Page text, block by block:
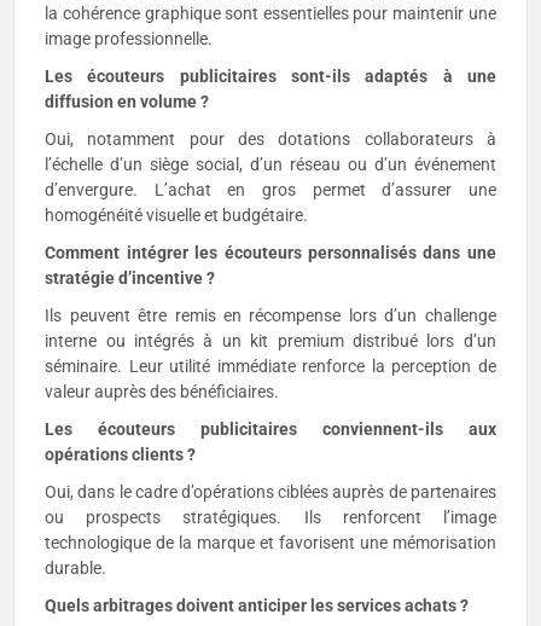
la cohérence graphique sont essentielles pour maintenir une
image professionnelle.
Les écouteurs publicitaires sont-ils adaptés à une
diffusion en volume ?
Oui, notamment pour des dotations collaborateurs à
l’échelle d’un siège social, d’un réseau ou d’un événement
d’envergure. L’achat en gros permet d’assurer une
homogénéité visuelle et budgétaire.
Comment intégrer les écouteurs personnalisés dans une
stratégie d’incentive ?
Ils peuvent être remis en récompense lors d’un challenge
interne ou intégrés à un kit premium distribué lors d’un
séminaire. Leur utilité immédiate renforce la perception de
valeur auprès des bénéficiaires.
Les écouteurs publicitaires conviennent-ils aux
opérations clients ?
Oui, dans le cadre d’opérations ciblées auprès de partenaires
ou prospects stratégiques. Ils renforcent l’image
technologique de la marque et favorisent une mémorisation
durable.
Quels arbitrages doivent anticiper les services achats ?